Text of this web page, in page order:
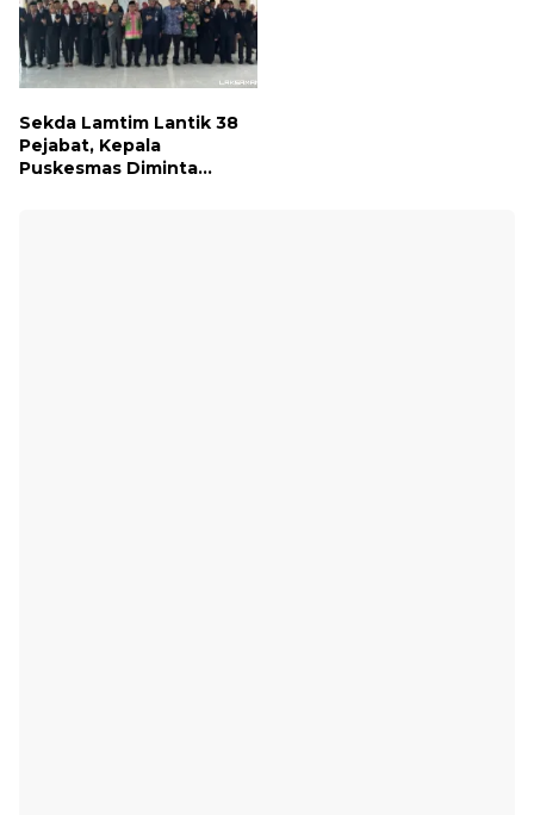
Sekda Lamtim Lantik 38
Pejabat, Kepala
Puskesmas Diminta